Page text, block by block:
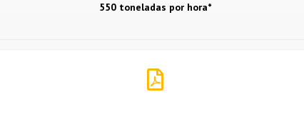
550 toneladas por hora*